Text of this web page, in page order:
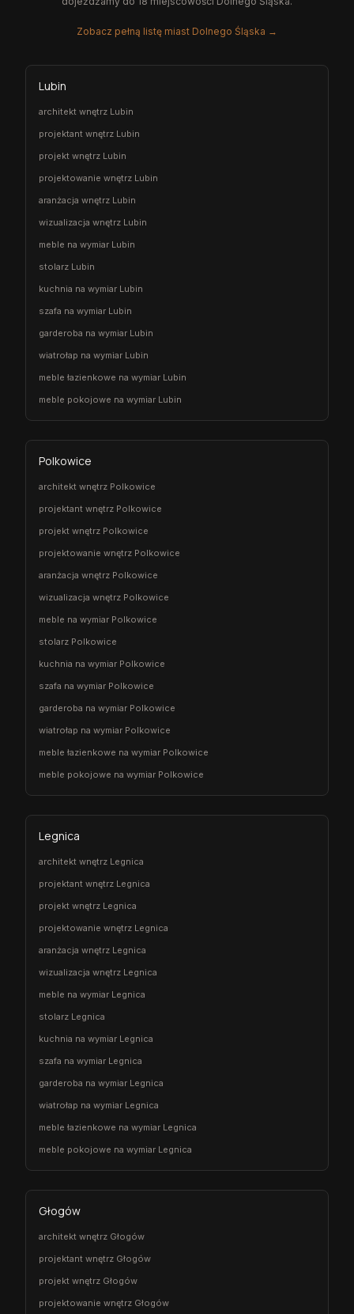
Zobacz pełną listę miast Dolnego Śląska →
Lubin
architekt wnętrz Lubin
projektant wnętrz Lubin
projekt wnętrz Lubin
projektowanie wnętrz Lubin
aranżacja wnętrz Lubin
wizualizacja wnętrz Lubin
meble na wymiar Lubin
stolarz Lubin
kuchnia na wymiar Lubin
szafa na wymiar Lubin
garderoba na wymiar Lubin
wiatrołap na wymiar Lubin
meble łazienkowe na wymiar Lubin
meble pokojowe na wymiar Lubin
Polkowice
architekt wnętrz Polkowice
projektant wnętrz Polkowice
projekt wnętrz Polkowice
projektowanie wnętrz Polkowice
aranżacja wnętrz Polkowice
wizualizacja wnętrz Polkowice
meble na wymiar Polkowice
stolarz Polkowice
kuchnia na wymiar Polkowice
szafa na wymiar Polkowice
garderoba na wymiar Polkowice
wiatrołap na wymiar Polkowice
meble łazienkowe na wymiar Polkowice
meble pokojowe na wymiar Polkowice
Legnica
architekt wnętrz Legnica
projektant wnętrz Legnica
projekt wnętrz Legnica
projektowanie wnętrz Legnica
aranżacja wnętrz Legnica
wizualizacja wnętrz Legnica
meble na wymiar Legnica
stolarz Legnica
kuchnia na wymiar Legnica
szafa na wymiar Legnica
garderoba na wymiar Legnica
wiatrołap na wymiar Legnica
meble łazienkowe na wymiar Legnica
meble pokojowe na wymiar Legnica
Głogów
architekt wnętrz Głogów
projektant wnętrz Głogów
projekt wnętrz Głogów
projektowanie wnętrz Głogów